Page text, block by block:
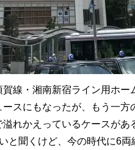
賀線・湘南新宿ライン用ホ
スにもなったが、もう一
れかえっているケースが
と聞くけど、今の時代に6